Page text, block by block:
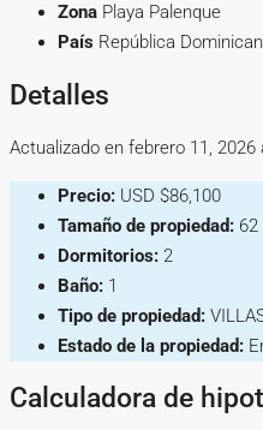
Zona Playa Palenque
País República
Detalles
Actualizado en febrero 11, 2026
Precio: USD $86,100
Tamaño de propiedad: 62
Dormitorios: 2
Baño: 1
Tipo de propiedad:
Estado de la propiedad:
Calculadora de